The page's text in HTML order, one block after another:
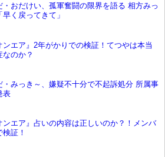
・おだけい、孤軍奮闘の限界を語る 相方みっ
早く戻ってきて」
ンエア』2年がかりでの検証！てつやは本当
なのか？
・みっき～、嫌疑不十分で不起訴処分 所属事
表
ンエア』占いの内容は正しいのか？！メンバ
証！